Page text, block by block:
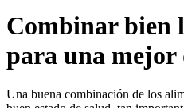
Combinar bien
para una mejor
Una buena combinación de los